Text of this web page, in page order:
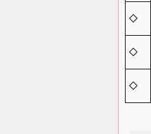
◇
◇
◇